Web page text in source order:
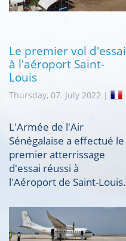
Le premier vol d'essai
à l'aéroport Saint-
Louis
Thursday, 07. July 2022 |
L'Armée de l'Air
Sénégalaise a effectué le
premier atterrissage
d'essai réussi à
l'Aéroport de Saint-Louis.